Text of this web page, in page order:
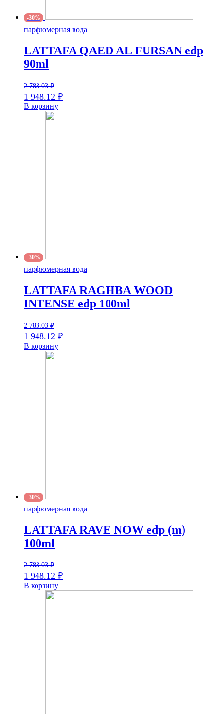
-30%
парфюмерная вода
LATTAFA QAED AL FURSAN edp
90ml
2 783.03₽
1 948.12 ₽
В корзину
-30%
парфюмерная вода
LATTAFA RAGHBA WOOD
INTENSE edp 100ml
2 783.03₽
1 948.12 ₽
В корзину
-30%
парфюмерная вода
LATTAFA RAVE NOW edp (m)
100ml
2 783.03₽
1 948.12 ₽
В корзину